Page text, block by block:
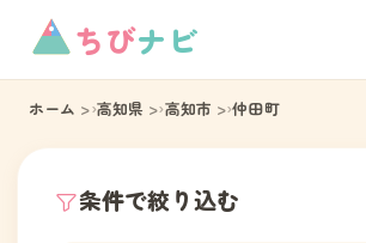
ちびナビ
ホーム 高知県 高知市 仲田町
条件で絞り込む